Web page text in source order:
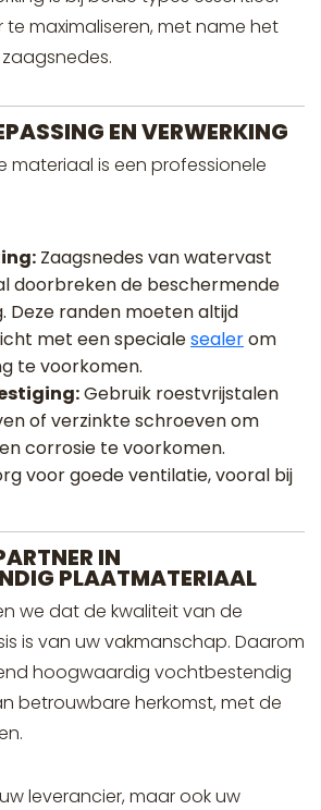
maximaliseren, met name het
EN VERWERKING
materiaal is een professionele
Zaagsnedes van watervast
doorbreken de beschermende
Deze randen moeten altijd
met een specialesealerom
te voorkomen.
Gebruik roestvrijstalen
of verzinkte schroeven om
corrosie te voorkomen.
voor goede ventilatie, vooral bij
IN
PLAATMATERIAAL
we dat de kwaliteit van de
is van uw vakmanschap. Daarom
hoogwaardig vochtbestendig
betrouwbare herkomst, met de
leverancier, maar ook uw